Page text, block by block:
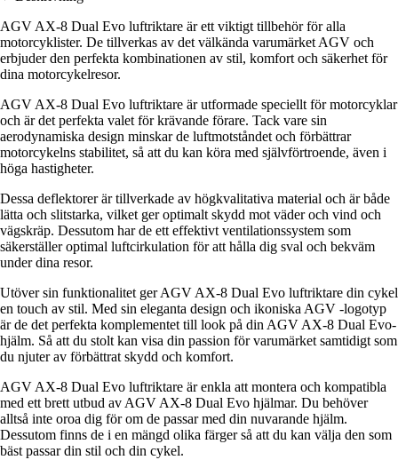
AGV AX-8 Dual Evo luftriktare är ett viktigt tillbehör för alla
motorcyklister. De tillverkas av det välkända varumärket AGV och
erbjuder den perfekta kombinationen av stil, komfort och säkerhet för
dina motorcykelresor.
AGV AX-8 Dual Evo luftriktare är utformade speciellt för motorcyklar
och är det perfekta valet för krävande förare. Tack vare sin
aerodynamiska design minskar de luftmotståndet och förbättrar
motorcykelns stabilitet, så att du kan köra med självförtroende, även i
höga hastigheter.
Dessa deflektorer är tillverkade av högkvalitativa material och är både
lätta och slitstarka, vilket ger optimalt skydd mot väder och vind och
vägskräp. Dessutom har de ett effektivt ventilationssystem som
säkerställer optimal luftcirkulation för att hålla dig sval och bekväm
under dina resor.
Utöver sin funktionalitet ger AGV AX-8 Dual Evo luftriktare din cykel
en touch av stil. Med sin eleganta design och ikoniska AGV -logotyp
är de det perfekta komplementet till look på din AGV AX-8 Dual Evo-
hjälm. Så att du stolt kan visa din passion för varumärket samtidigt som
du njuter av förbättrat skydd och komfort.
AGV AX-8 Dual Evo luftriktare är enkla att montera och kompatibla
med ett brett utbud av AGV AX-8 Dual Evo hjälmar. Du behöver
alltså inte oroa dig för om de passar med din nuvarande hjälm.
Dessutom finns de i en mängd olika färger så att du kan välja den som
bäst passar din stil och din cykel.